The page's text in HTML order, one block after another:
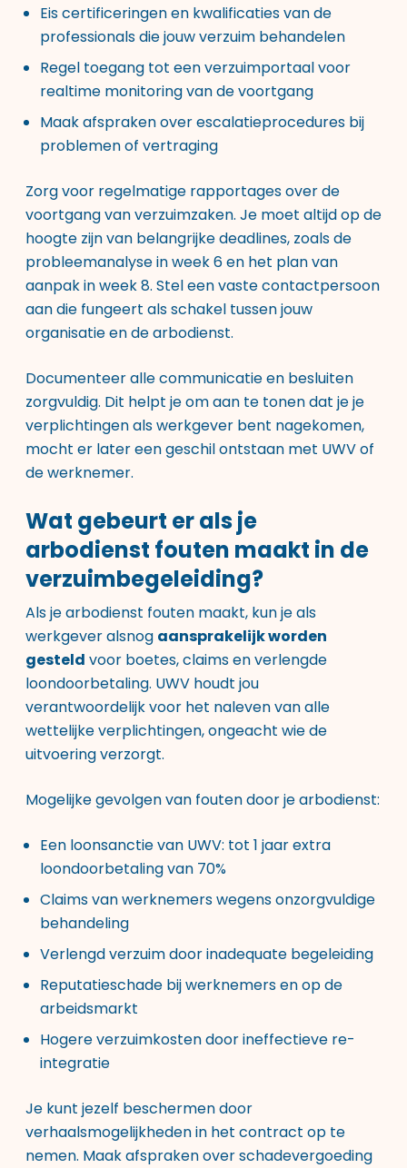
Eis certificeringen en kwalificaties van de
professionals die jouw verzuim behandelen
Regel toegang tot een verzuimportaal voor
realtime monitoring van de voortgang
Maak afspraken over escalatieprocedures bij
problemen of vertraging
Zorg voor regelmatige rapportages over de
voortgang van verzuimzaken. Je moet altijd op de
hoogte zijn van belangrijke deadlines, zoals de
probleemanalyse in week 6 en het plan van
aanpak in week 8. Stel een vaste contactpersoon
aan die fungeert als schakel tussen jouw
organisatie en de arbodienst.
Documenteer alle communicatie en besluiten
zorgvuldig. Dit helpt je om aan te tonen dat je je
verplichtingen als werkgever bent nagekomen,
mocht er later een geschil ontstaan met UWV of
de werknemer.
Wat gebeurt er als je
arbodienst fouten maakt in de
verzuimbegeleiding?
Als je arbodienst fouten maakt, kun je als
werkgever alsnog aansprakelijk worden
gesteld voor boetes, claims en verlengde
loondoorbetaling. UWV houdt jou
verantwoordelijk voor het naleven van alle
wettelijke verplichtingen, ongeacht wie de
uitvoering verzorgt.
Mogelijke gevolgen van fouten door je arbodienst:
Een loonsanctie van UWV: tot 1 jaar extra
loondoorbetaling van 70%
Claims van werknemers wegens onzorgvuldige
behandeling
Verlengd verzuim door inadequate begeleiding
Reputatieschade bij werknemers en op de
arbeidsmarkt
Hogere verzuimkosten door ineffectieve re-
integratie
Je kunt jezelf beschermen door
verhaalsmogelijkheden in het contract op te
nemen. Maak afspraken over schadevergoeding